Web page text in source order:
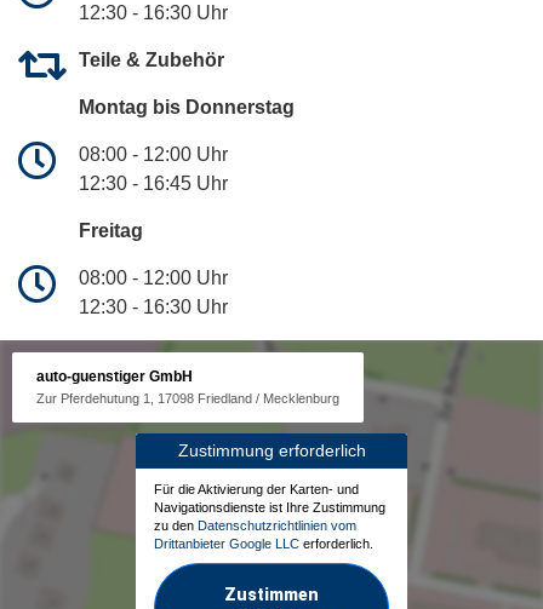
12:30 - 16:30 Uhr
Teile & Zubehör
Montag bis Donnerstag
08:00 - 12:00 Uhr
12:30 - 16:45 Uhr
Freitag
08:00 - 12:00 Uhr
12:30 - 16:30 Uhr
auto-guenstiger GmbH
Zur Pferdehutung 1, 17098 Friedland / Mecklenburg
Zustimmung erforderlich
Für die Aktivierung der Karten- und
Navigationsdienste ist Ihre Zustimmung
zu den Datenschutzrichtlinien vom
Drittanbieter Google LLC erforderlich.
Zustimmen